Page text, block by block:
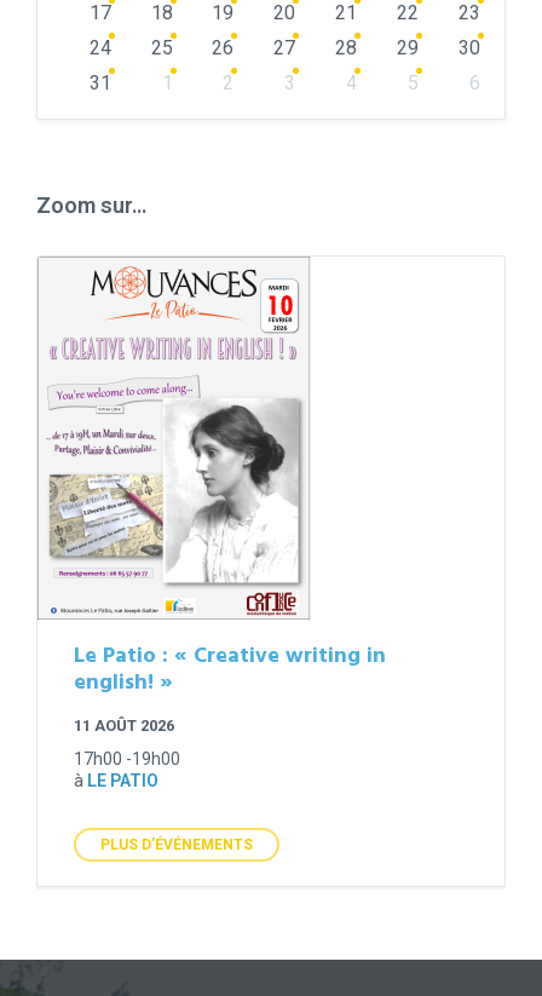
17
18 19 20 21 22
23
24
25 26 27 28 29
30
31
1 2 3 4 5
6
Zoom sur…
Le Patio : « Creative writing in
english! »
11 AOÛT 2026
17h00 -19h00
à LE PATIO
PLUS D'ÉVÉNEMENTS